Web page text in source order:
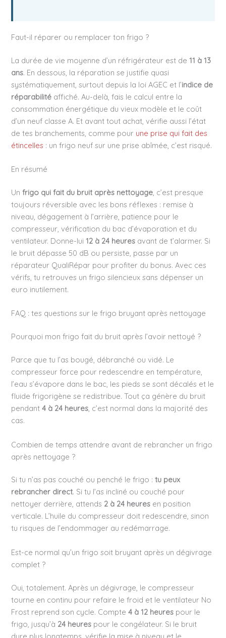
Faut-il réparer ou remplacer ton frigo ?
La durée de vie moyenne d’un réfrigérateur est de11 à 13
ans. En dessous, la réparation se justifie quasi
systématiquement, surtout depuis la loi AGEC et l’indice de
réparabilité affiché. Au-delà, fais le calcul entre la
consommation énergétique du vieux modèle et le coût
d’un neuf classe A. Et avant tout achat, vérifie aussi l’état
de tes branchements, comme pour une prise qui fait des
étincelles : un frigo neuf sur une prise abîmée, c’est risqué.
En résumé
Unfrigo qui fait du bruit après nettoyage, c’est presque
toujours réversible avec les bons réflexes : remise à
niveau, dégagement à l’arrière, patience pour le
compresseur, vérification du bac d’évaporation et du
ventilateur. Donne-lui12 à 24 heures avant de t’alarmer. Si
le bruit dépasse 50 dB ou persiste, passe par un
réparateur QualiRépar pour profiter du bonus. Avec ces
vérifs, tu retrouves un frigo silencieux sans dépenser un
euro inutilement.
FAQ : tes questions sur le frigo bruyant après nettoyage
Pourquoi mon frigo fait du bruit après l’avoir nettoyé ?
Parce que tu l’as bougé, débranché ou vidé. Le
compresseur force pour redescendre en température,
l’eau s’évapore dans le bac, les pieds se sont décalés et le
fluide frigorigène se redistribue. Tout ça génère du bruit
pendant4 à 24 heures, c’est normal dans la majorité des
cas.
Combien de temps attendre avant de rebrancher un frigo
après nettoyage ?
Si tu n’as pas couché ou penché le frigo :tu peux
rebrancher direct. Si tu l’as incliné ou couché pour
nettoyer derrière, attends 2 à 24 heures en position
verticale. L’huile du compresseur doit redescendre, sinon
tu risques de l’endommager au redémarrage.
Est-ce normal qu’un frigo soit bruyant après un dégivrage
complet ?
Oui, totalement. Après un dégivrage, le compresseur
tourne en continu pour refaire le froid et le ventilateur No
Frost reprend son cycle. Compte4 à 12 heures pour le
frigo, jusqu’à 24 heures pour le congélateur. Si le bruit
dure plus longtemps, vérifie la mise à niveau et le